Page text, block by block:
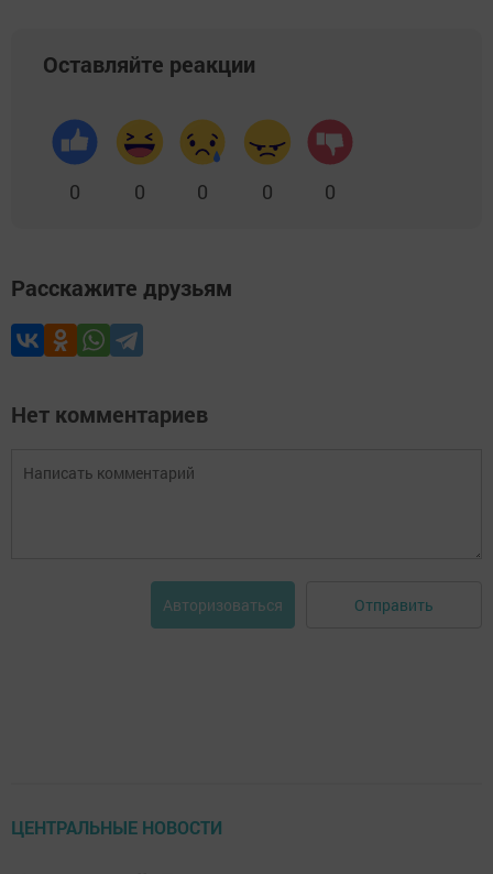
Оставляйте реакции
0 0 0 0 0
Расскажите друзьям
Нет комментариев
Авторизоваться Отправить
ЦЕНТРАЛЬНЫЕ НОВОСТИ